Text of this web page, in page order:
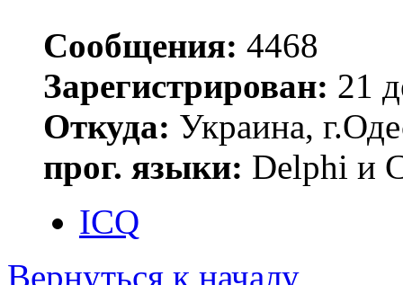
Сообщения: 4468
Зарегистрирован: 21
Откуда: Украина,
прог. языки: Delphi и
ICQ
Вернуться к началу